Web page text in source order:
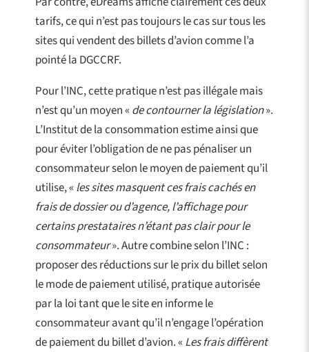
tarifs, ce qui n’est pas toujours le cas sur tous les
sites qui vendent des billets d’avion comme l’a
pointé la DGCCRF.
Pour l’INC, cette pratique n’est pas illégale mais
n’est qu’un moyen «de contourner la législation».
L’Institut de la consommation estime ainsi que
pour éviter l’obligation de ne pas pénaliser un
consommateur selon le moyen de paiement qu’il
utilise, «les sites masquent ces frais cachés en
frais de dossier ou d’agence, l’affichage pour
certains prestataires n’étant pas clair pour le
consommateur». Autre combine selon l’INC :
proposer des réductions sur le prix du billet selon
le mode de paiement utilisé, pratique autorisée
par la loi tant que le site en informe le
consommateur avant qu’il n’engage l’opération
de paiement du billet d’avion. «Les frais diffèrent